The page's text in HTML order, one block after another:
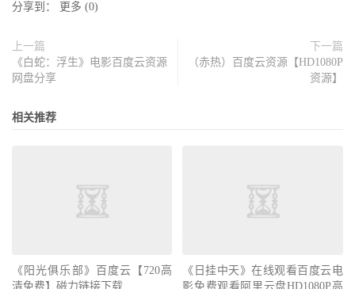
分享到： 更多 (0)
上一篇
《白蛇：浮生》电影百度云资源
网盘分享
下一篇
（赤热）百度云资源【HD1080P
资源】
相关推荐
《阳光俱乐部》百度云【720高
清免费】磁力链接下载
《日挂中天》在线观看百度云电
影免费观看阿里云盘HD1080P高